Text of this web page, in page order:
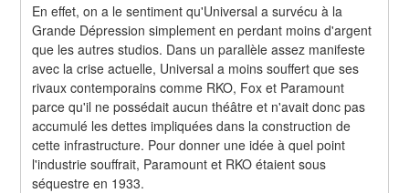
En effet, on a le sentiment qu'Universal a survécu à la
Grande Dépression simplement en perdant moins d'argent
que les autres studios. Dans un parallèle assez manifeste
avec la crise actuelle, Universal a moins souffert que ses
rivaux contemporains comme RKO, Fox et Paramount
parce qu'il ne possédait aucun théâtre et n'avait donc pas
accumulé les dettes impliquées dans la construction de
cette infrastructure. Pour donner une idée à quel point
l'industrie souffrait, Paramount et RKO étaient sous
séquestre en 1933.